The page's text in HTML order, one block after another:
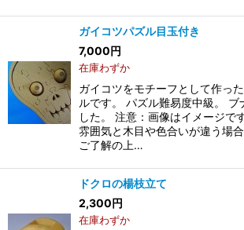
ガイコツパズル目玉付き
7,000円
在庫わずか
ガイコツをモチーフとして作っ
ルです。 パズル難易度中級。 ブ
した。 注意：画像はイメージで
雰囲気と木目や色合いが違う場
ご了解の上…
ドクロの楊枝立て
2,300円
在庫わずか